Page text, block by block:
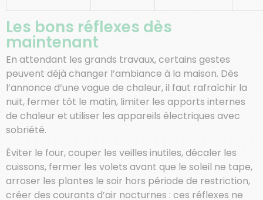
Les bons réflexes dès
maintenant
En attendant les grands travaux, certains gestes
peuvent déjà changer l’ambiance à la maison. Dès
l’annonce d’une vague de chaleur, il faut rafraîchir la
nuit, fermer tôt le matin, limiter les apports internes
de chaleur et utiliser les appareils électriques avec
sobriété.
Éviter le four, couper les veilles inutiles, décaler les
cuissons, fermer les volets avant que le soleil ne tape,
arroser les plantes le soir hors période de restriction,
créer des courants d’air nocturnes : ces réflexes ne